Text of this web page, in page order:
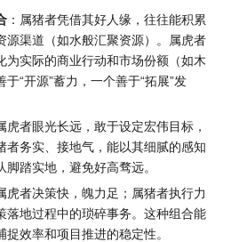
：属猪者凭借其好人缘，往往能积累
源渠道（如水般汇聚资源）。属虎者
为实际的商业行动和市场份额（如木
“开源”蓄力，一个善于“拓展”发
虎者眼光长远，敢于设定宏伟目标，
者务实、接地气，能以其细腻的感知
踏实地，避免好高骛远。
虎者决策快，魄力足；属猪者执行力
落地过程中的琐碎事务。这种组合能
效率和项目推进的稳定性。